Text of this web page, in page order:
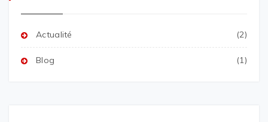
Actualité (2)
Blog (1)